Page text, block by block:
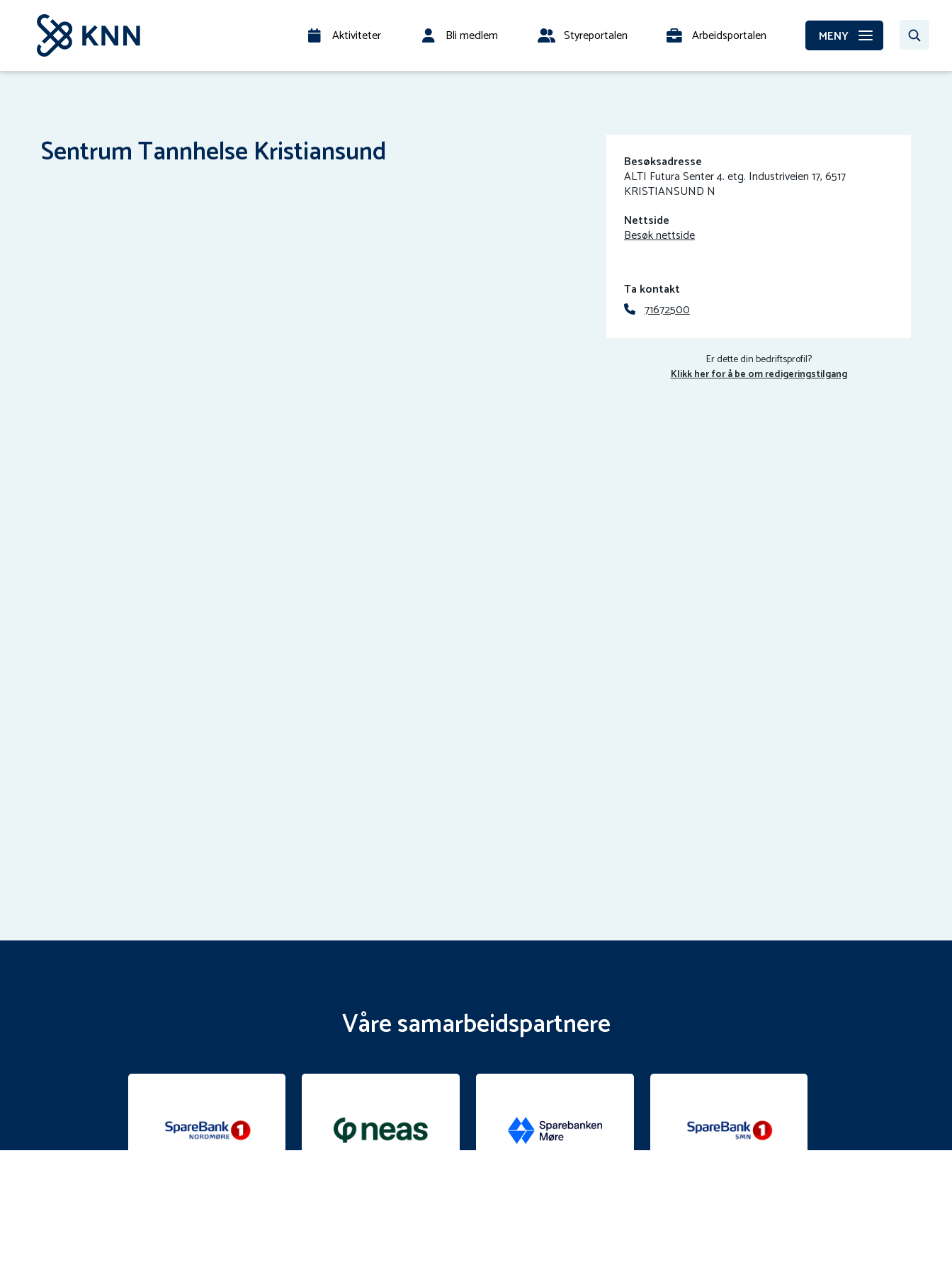
Aktiviteter Bli medlem Styreportalen Arbeidsportalen MENY
Sentrum Tannhelse Kristiansund Besøksadresse
ALTI Futura Senter 4. etg. Industriveien 17, 6517
KRISTIANSUND N
Nettside
Besøk nettside
Ta kontakt
71672500
Er dette din bedriftsprofil?
Klikk her for å be om redigeringstilgang
Våre samarbeidspartnere